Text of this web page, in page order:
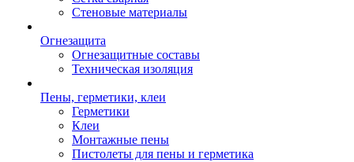
Стеновые материалы
Огнезащита
Огнезащитные составы
Техническая изоляция
Пены, герметики, клеи
Герметики
Клеи
Монтажные пены
Пистолеты для пены и герметика